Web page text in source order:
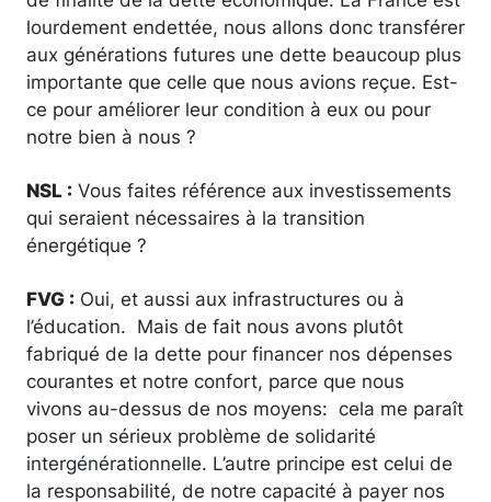
lourdement endettée, nous allons donc transférer
aux générations futures une dette beaucoup plus
importante que celle que nous avions reçue. Est-
ce pour améliorer leur condition à eux ou pour
notre bien à nous ?
NSL : Vous faites référence aux investissements
qui seraient nécessaires à la transition
énergétique ?
FVG : Oui, et aussi aux infrastructures ou à
l’éducation. Mais de fait nous avons plutôt
fabriqué de la dette pour financer nos dépenses
courantes et notre confort, parce que nous
vivons au-dessus de nos moyens: cela me paraît
poser un sérieux problème de solidarité
intergénérationnelle. L’autre principe est celui de
la responsabilité, de notre capacité à payer nos